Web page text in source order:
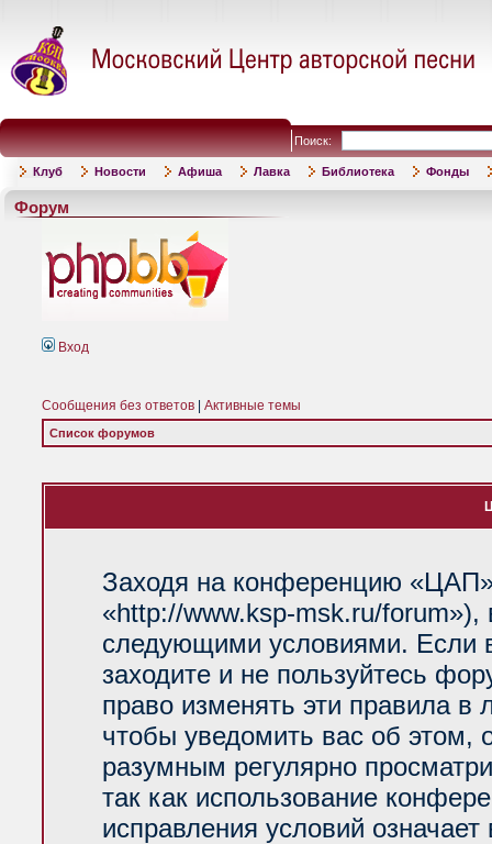
Поиск:
Клуб Новости Афиша Лавка Библиотека Фонды
Форум
Вход
Сообщения без ответов Активные темы
Список форумов
Заходя на конференцию
«http://www.ksp-msk.ru/forum»),
следующими условиями. Если
заходите и не пользуйтесь
право изменять эти правила
чтобы уведомить вас об
разумным регулярно
так как использование
исправления условий